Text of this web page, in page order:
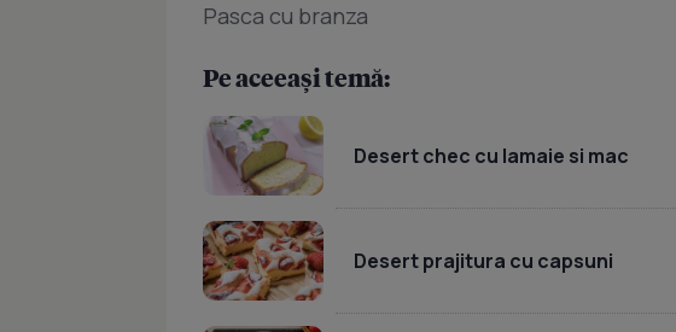
Pasca cu branza
Pe aceeași temă:
Desert chec cu lamaie si mac
Desert prajitura cu capsuni